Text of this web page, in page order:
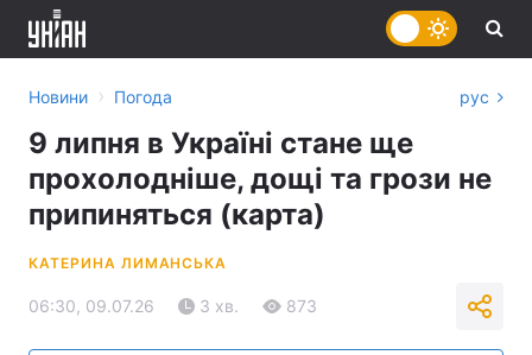
Новини › Погода рус
9 липня в Україні стане ще
прохолодніше, дощі та грози не
припиняться (карта)
КАТЕРИНА ЛИМАНСЬКА
06:30, 09.07.26 3 хв. 873